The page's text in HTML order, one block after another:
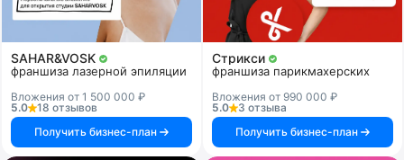
SAHAR&VOSK
франшиза лазерной эпиляции
Вложения от 1 500 000 ₽
5.0
18 отзывов
Получить бизнес-план
Стрикси
франшиза парикмахерских
Вложения от 990 000 ₽
5.0
3 отзыва
Получить бизнес-план